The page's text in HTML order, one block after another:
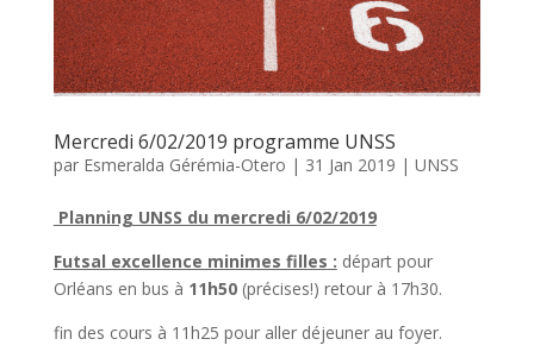
Mercredi 6/02/2019 programme UNSS
par Esmeralda Gérémia-Otero | 31 Jan 2019 | UNSS
Planning UNSS du mercredi 6/02/2019
Futsal excellence minimes filles : départ pour
Orléans en bus à 11h50 (précises!) retour à 17h30.
fin des cours à 11h25 pour aller déjeuner au foyer.